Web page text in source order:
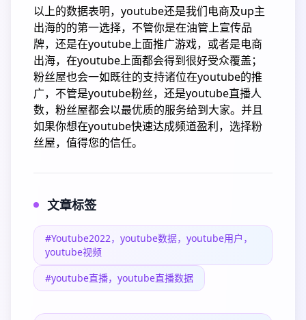
以上的数据表明，youtube还是我们电商及up主
出海的的第一选择，不管你是在油管上宣传品
牌，还是在youtube上面推广游戏，或者是电商
出海，在youtube上面都会得到很好受众覆盖；
粉丝屋也会一如既往的支持诸位在youtube的推
广，不管是youtube粉丝，还是youtube直播人
数，粉丝屋都会以最优质的服务给到大家。并且
如果你想在youtube快速达成频道盈利，选择粉
丝屋，值得您的信任。
文章标签
#Youtube2022，youtube数据，youtube用户，
youtube视频
#youtube直播，youtube直播数据